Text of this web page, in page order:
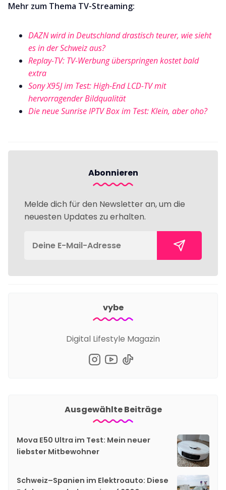
Mehr zum Thema TV-Streaming:
DAZN wird in Deutschland drastisch teurer, wie sieht
es in der Schweiz aus?
Replay-TV: TV-Werbung überspringen kostet bald
extra
Sony X95J im Test: High-End LCD-TV mit
hervorragender Bildqualität
Die neue Sunrise IPTV Box im Test: Klein, aber oho?
Abonnieren
Melde dich für den Newsletter an, um die
neuesten Updates zu erhalten.
vybe
Digital Lifestyle Magazin
Ausgewählte Beiträge
Mova E50 Ultra im Test: Mein neuer
liebster Mitbewohner
Schweiz–Spanien im Elektroauto: Diese